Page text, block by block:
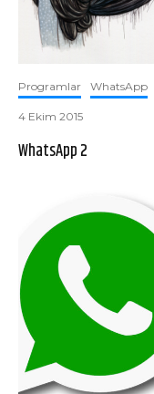
Programlar WhatsApp
4 Ekim 2015
WhatsApp 2